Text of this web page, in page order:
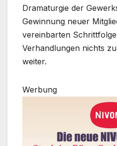
Dramaturgie der
Gewinnung neuer
vereinbarten
Verhandlungen nichts
weiter.
Werbung